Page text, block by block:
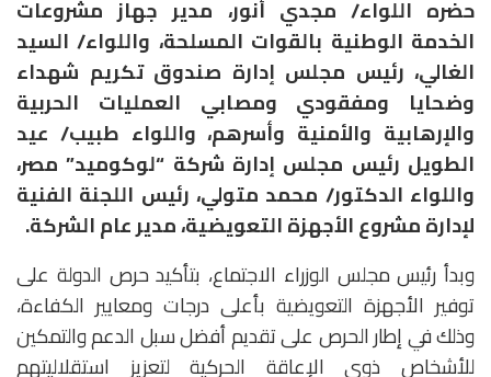
حضره اللواء/ مجدي أنور، مدير جهاز مشروعات
الخدمة الوطنية بالقوات المسلحة، واللواء/ السيد
الغالي، رئيس مجلس إدارة صندوق تكريم شهداء
وضحايا ومفقودي ومصابي العمليات الحربية
والإرهابية والأمنية وأسرهم، واللواء طبيب/ عيد
الطويل رئيس مجلس إدارة شركة “لوكوميد” مصر،
واللواء الدكتور/ محمد متولي، رئيس اللجنة الفنية
لإدارة مشروع الأجهزة التعويضية، مدير عام الشركة.
وبدأ رئيس مجلس الوزراء الاجتماع، بتأكيد حرص الدولة على
توفير الأجهزة التعويضية بأعلى درجات ومعايير الكفاءة،
وذلك في إطار الحرص على تقديم أفضل سبل الدعم والتمكين
للأشخاص ذوي الإعاقة الحركية لتعزيز استقلاليتهم